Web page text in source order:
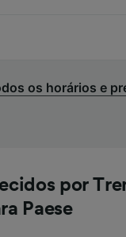
os horários e
por
Paese